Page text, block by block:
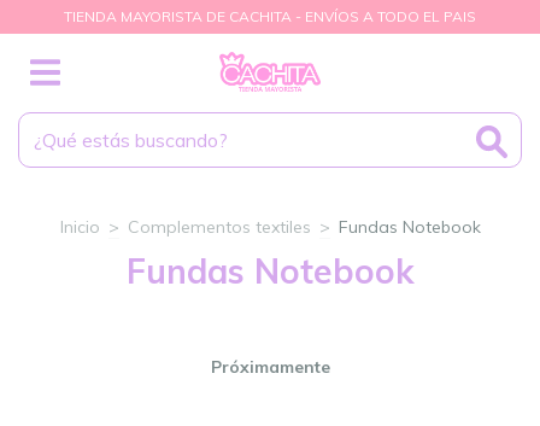
TIENDA MAYORISTA DE CACHITA - ENVÍOS A TODO EL PAIS
Inicio > Complementos textiles > Fundas Notebook
Fundas Notebook
Próximamente